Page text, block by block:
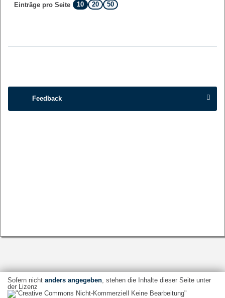
Einträge pro Seite
10 20 50
Feedback
Sofern nicht anders angegeben, stehen die Inhalte dieser Seite unter
der Lizenz